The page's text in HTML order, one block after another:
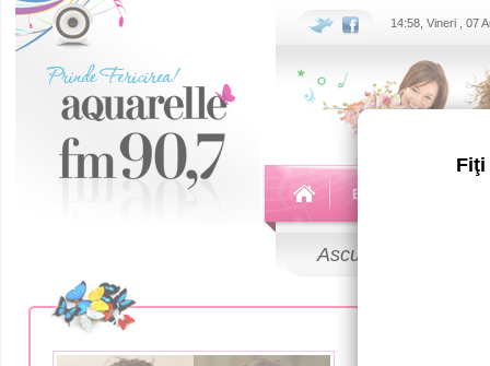
Fiţi
14:58, Vineri , 07
Echipa
Ascultă